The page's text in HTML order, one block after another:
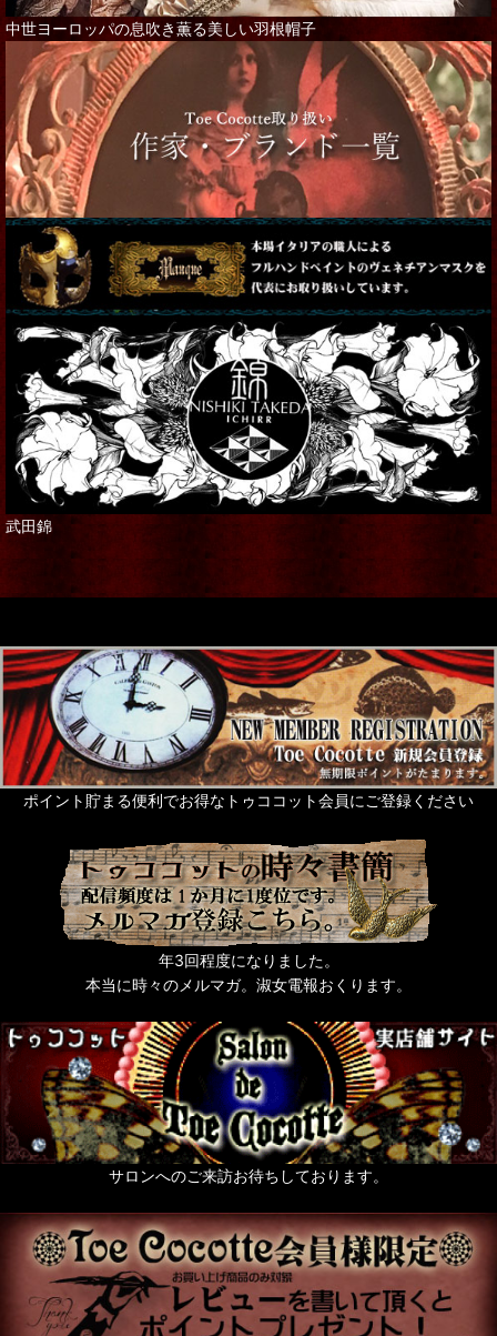
中世ヨーロッパの息吹き薫る美しい羽根帽子
武田錦
ポイント貯まる便利でお得なトゥココット会員にご登録ください
年3回程度になりました。
本当に時々のメルマガ。淑女電報おくります。
サロンへのご来訪お待ちしております。